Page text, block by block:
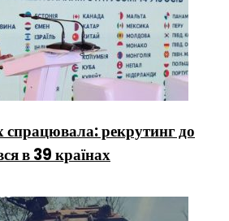
рекрутинг до
в 39 країнах